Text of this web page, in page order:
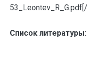
Список литературы: